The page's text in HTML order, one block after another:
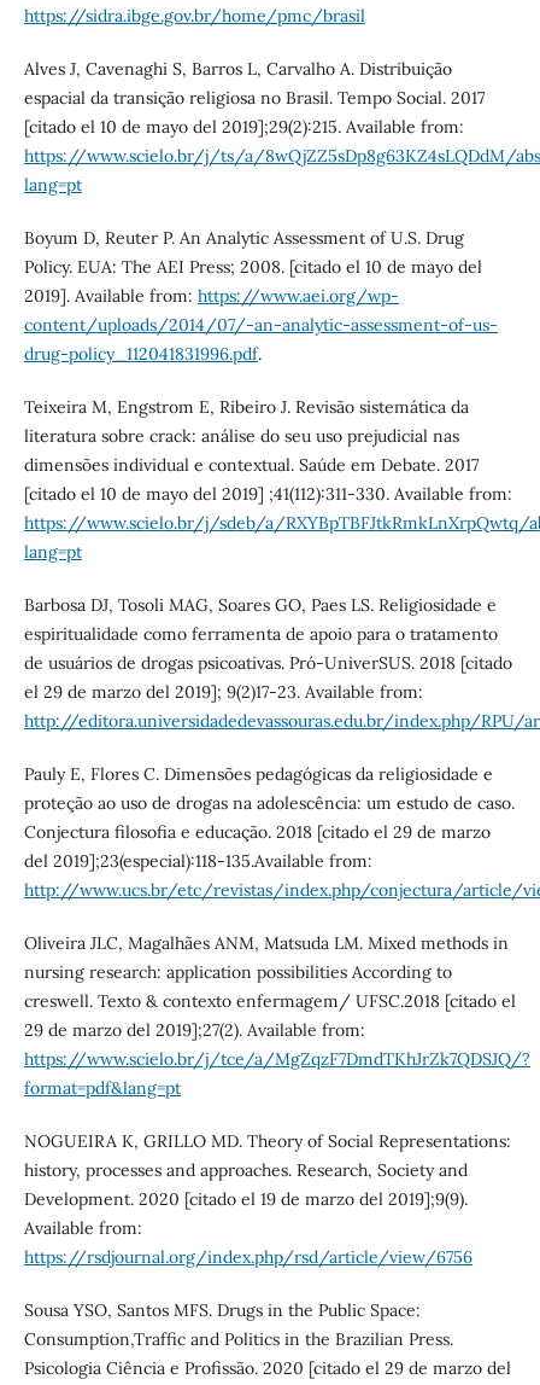
https://sidra.ibge.gov.br/home/pmc/brasil
Alves J, Cavenaghi S, Barros L, Carvalho A. Distribuição
espacial da transição religiosa no Brasil. Tempo Social. 2017
[citado el 10 de mayo del 2019];29(2):215. Available from:
https://www.scielo.br/j/ts/a/8wQjZZ5sDp8g63KZ4sLQDdM/
lang=pt
Boyum D, Reuter P. An Analytic Assessment of U.S. Drug
Policy. EUA: The AEI Press; 2008. [citado el 10 de mayo del
2019]. Available from: https://www.aei.org/wp-
content/uploads/2014/07/-an-analytic-assessment-of-us-
drug-policy_112041831996.pdf.
Teixeira M, Engstrom E, Ribeiro J. Revisão sistemática da
literatura sobre crack: análise do seu uso prejudicial nas
dimensões individual e contextual. Saúde em Debate. 2017
[citado el 10 de mayo del 2019] ;41(112):311-330. Available from:
https://www.scielo.br/j/sdeb/a/RXYBpTBFJtkRmkLnXrpQwtq/
lang=pt
Barbosa DJ, Tosoli MAG, Soares GO, Paes LS. Religiosidade e
espiritualidade como ferramenta de apoio para o tratamento
de usuários de drogas psicoativas. Pró-UniverSUS. 2018 [citado
el 29 de marzo del 2019]; 9(2)17-23. Available from:
http://editora.universidadedevassouras.edu.br/index.php/RPU/
Pauly E, Flores C. Dimensões pedagógicas da religiosidade e
proteção ao uso de drogas na adolescência: um estudo de caso.
Conjectura filosofia e educação. 2018 [citado el 29 de marzo
del 2019];23(especial):118-135.Available from:
http://www.ucs.br/etc/revistas/index.php/conjectura/article/
Oliveira JLC, Magalhães ANM, Matsuda LM. Mixed methods in
nursing research: application possibilities According to
creswell. Texto & contexto enfermagem/ UFSC.2018 [citado el
29 de marzo del 2019];27(2). Available from:
https://www.scielo.br/j/tce/a/MgZqzF7DmdTKhJrZk7QDSJQ/?
format=pdf&lang=pt
NOGUEIRA K, GRILLO MD. Theory of Social Representations:
history, processes and approaches. Research, Society and
Development. 2020 [citado el 19 de marzo del 2019];9(9).
Available from:
https://rsdjournal.org/index.php/rsd/article/view/6756
Sousa YSO, Santos MFS. Drugs in the Public Space:
Consumption,Traffic and Politics in the Brazilian Press.
Psicologia Ciência e Profissão. 2020 [citado el 29 de marzo del